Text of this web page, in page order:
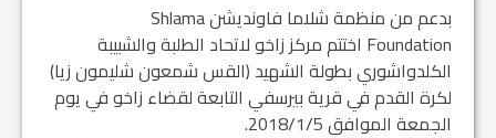
بدعم من منظمة شلاما فاونديشن Shlama
Foundation اختتم مركز زاخو لاتحاد الطلبة والشبيبة
الكلدواشوري بطولة الشهيد (القس شمعون شليمون زيا)
لكرة القدم في قرية بيرسفي التابعة لقضاء زاخو في يوم
الجمعة الموافق 2018/1/5.